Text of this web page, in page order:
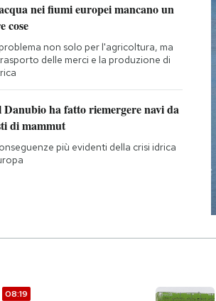
nei fiumi europei mancano un
cose
non solo per l'agricoltura, ma
delle merci e la produzione di
Danubio ha fatto riemergere navi da
di mammut
più evidenti della crisi idrica
08:19